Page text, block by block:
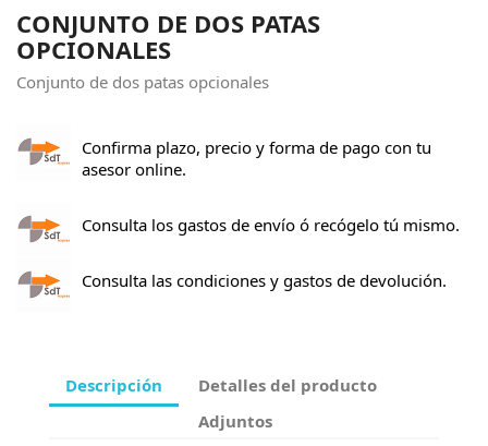
CONJUNTO DE DOS PATAS
OPCIONALES
Conjunto de dos patas opcionales
Confirma plazo, precio y forma de pago con tu
asesor online.
Consulta los gastos de envío ó recógelo tú mismo.
Consulta las condiciones y gastos de devolución.
Descripción
Detalles del producto
Adjuntos